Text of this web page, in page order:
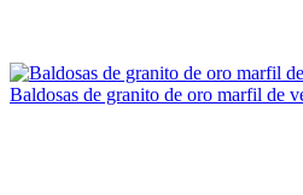
Baldosas de granito de oro marfil de